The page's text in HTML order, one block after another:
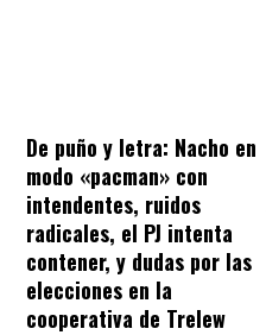
De puño y letra: Nacho en
modo «pacman» con
intendentes, ruidos
radicales, el PJ intenta
contener, y dudas por las
elecciones en la
cooperativa de Trelew